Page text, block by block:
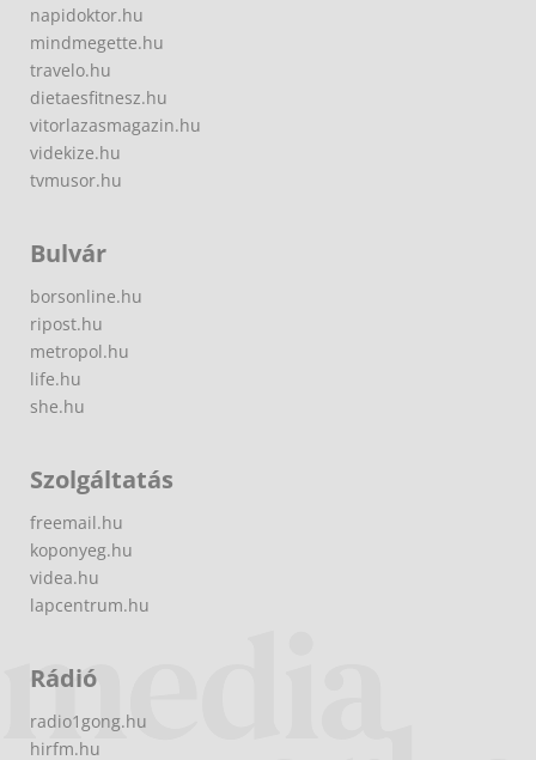
napidoktor.hu
mindmegette.hu
travelo.hu
dietaesfitnesz.hu
vitorlazasmagazin.hu
videkize.hu
tvmusor.hu
Bulvár
borsonline.hu
ripost.hu
metropol.hu
life.hu
she.hu
Szolgáltatás
freemail.hu
koponyeg.hu
videa.hu
lapcentrum.hu
Rádió
radio1gong.hu
hirfm.hu